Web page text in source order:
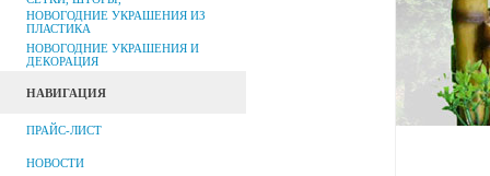
НОВОГОДНИЕ УКРАШЕНИЯ ИЗ
ПЛАСТИКА
НОВОГОДНИЕ УКРАШЕНИЯ И
ДЕКОРАЦИЯ
НАВИГАЦИЯ
ПРАЙС-ЛИСТ
НОВОСТИ